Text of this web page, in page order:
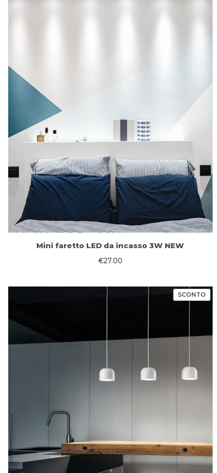
Mini faretto LED da incasso 3W NEW
€27.00
SCONTO
IN